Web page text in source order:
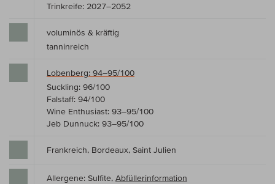
Trinkreife: 2027–2052
voluminös & kräftig
tanninreich
Lobenberg: 94–95/100
Suckling: 96/100
Falstaff: 94/100
Wine Enthusiast: 93–95/100
Jeb Dunnuck: 93–95/100
Frankreich, Bordeaux, Saint Julien
Allergene: Sulfite, Abfüllerinformation